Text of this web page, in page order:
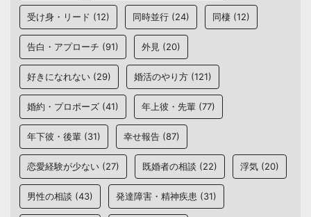
受け身・リード (12) 同時並行 (24) 同棲 (12)
告白・アプローチ (91) 外見 (20)
好きになれない (29) 婚活のやり方 (121)
婚約・プロポーズ (41) 年上彼・先輩 (77)
年下彼・後輩 (31) 幸せ報告 (87)
恋愛経験が少ない (27) 既婚者の相談 (22) 浮気 (20)
男性の相談 (43) 発達障害・精神疾患 (31)